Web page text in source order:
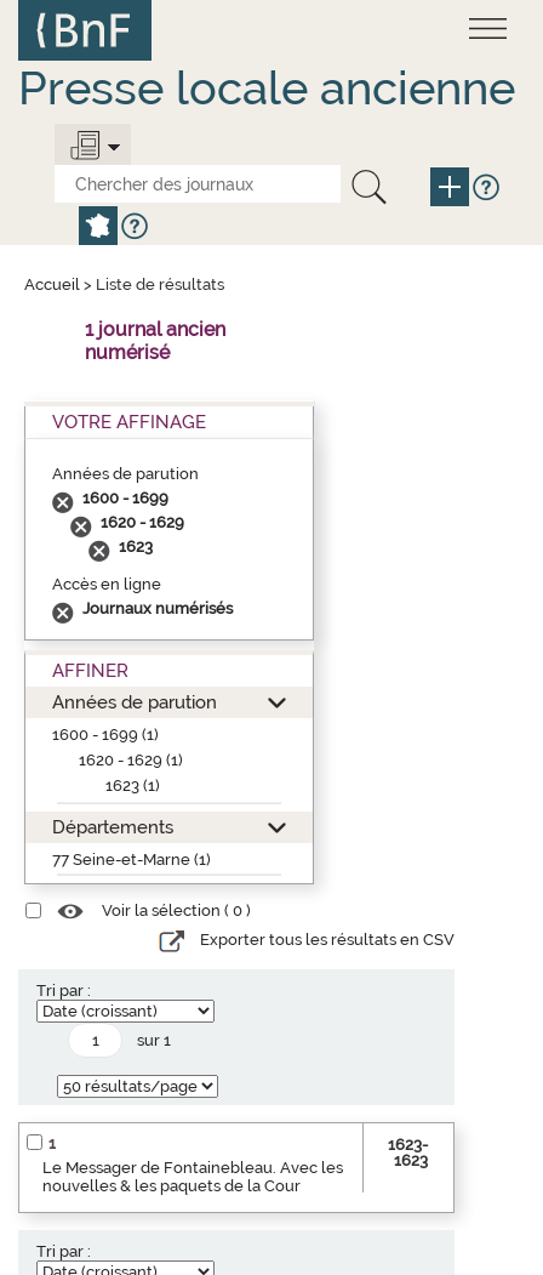
contenu
principal
Presse locale ancienne
Accueil > Liste de résultats
1 journal ancien
numérisé
VOTRE AFFINAGE
Années de parution
1600 - 1699
1620 - 1629
1623
Accès en ligne
Journaux numérisés
AFFINER
Années de parution
1600 - 1699 (1)
1620 - 1629 (1)
1623 (1)
Départements
77 Seine-et-Marne (1)
Voir la sélection ( 0 )
Exporter tous les résultats en CSV
Tri par :
sur 1
1
Le Messager de Fontainebleau. Avec les
nouvelles & les paquets de la Cour
1623-
1623
Tri par :
Panneau de gestion des cookies